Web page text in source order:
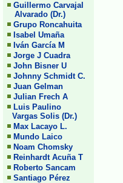
Guillermo Carvajal
Alvarado (Dr.)
Grupo Roncahuita
Isabel Umaña
Iván García M
Jorge J Cuadra
John Bisner U
Johnny Schmidt C.
Juan Gelman
Julian Frech A
Luis Paulino
Vargas Solis (Dr.)
Max Lacayo L.
Mundo Laico
Noam Chomsky
Reinhardt Acuña T
Roberto Sancam
Santiago Pérez